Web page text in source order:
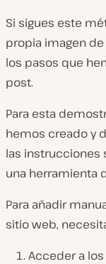
Si sigues este
propia imagen
los pasos que
post.
Para esta
hemos creado y
las instrucciones
una herramienta
Para añadir
sitio web,
Acceder a